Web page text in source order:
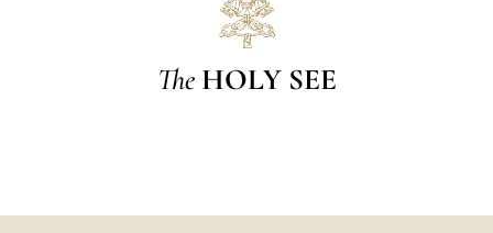
The HOLY SEE